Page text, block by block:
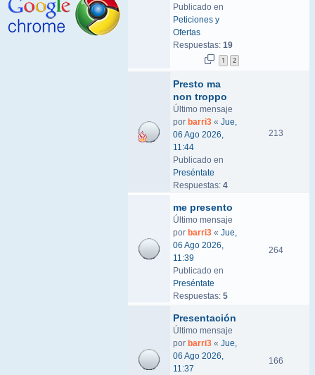
Publicado en
Peticiones y
Ofertas
Respuestas: 19
1 2
Presto ma
non troppo
Último mensaje
por barri3 « Jue,
06 Ago 2026,
11:44
Publicado en
Preséntate
Respuestas: 4
213
me presento
Último mensaje
por barri3 « Jue,
06 Ago 2026,
11:39
Publicado en
Preséntate
Respuestas: 5
264
Presentación
Último mensaje
por barri3 « Jue,
06 Ago 2026,
11:37
166